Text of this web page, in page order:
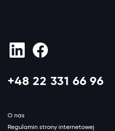
+48 22 331 66 96
O nas
Regulamin strony internetowej